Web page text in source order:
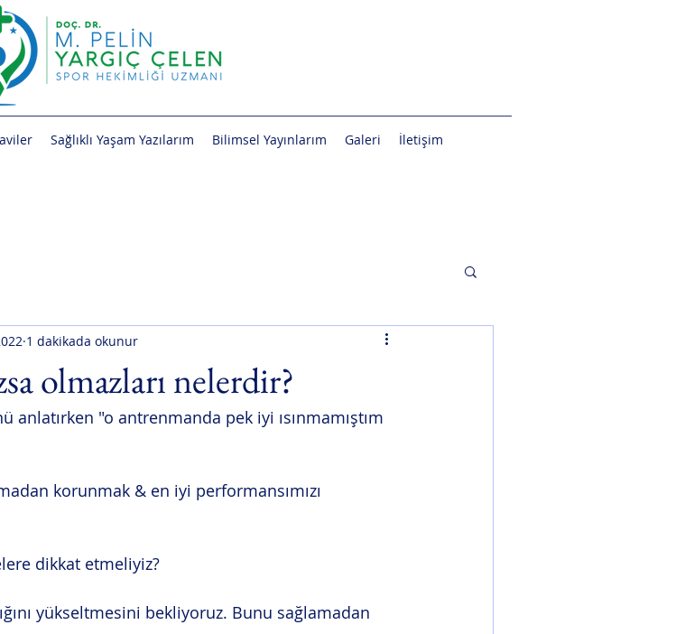
Sağlıklı Yaşam Yazılarım Bilimsel Yayınlarım Galeri İletişim
olmazları nelerdir?
1 dakikada okunur
anlatırken "o antrenmanda pek iyi ısınmamıştım
korunmak & en iyi performansımızı
dikkat etmeliyiz?
yükseltmesini bekliyoruz. Bunu sağlamadan